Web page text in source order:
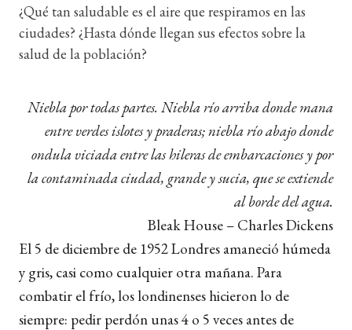
¿Qué tan saludable es el aire que respiramos en las
ciudades? ¿Hasta dónde llegan sus efectos sobre la
salud de la población?
Niebla por todas partes. Niebla río arriba donde mana
entre verdes islotes y praderas; niebla río abajo donde
ondula viciada entre las hileras de embarcaciones y por
la contaminada ciudad, grande y sucia, que se extiende
al borde del agua.
Bleak House – Charles Dickens
El 5 de diciembre de 1952 Londres amaneció húmeda
y gris, casi como cualquier otra mañana. Para
combatir el frío, los londinenses hicieron lo de
siempre: pedir perdón unas 4 o 5 veces antes de